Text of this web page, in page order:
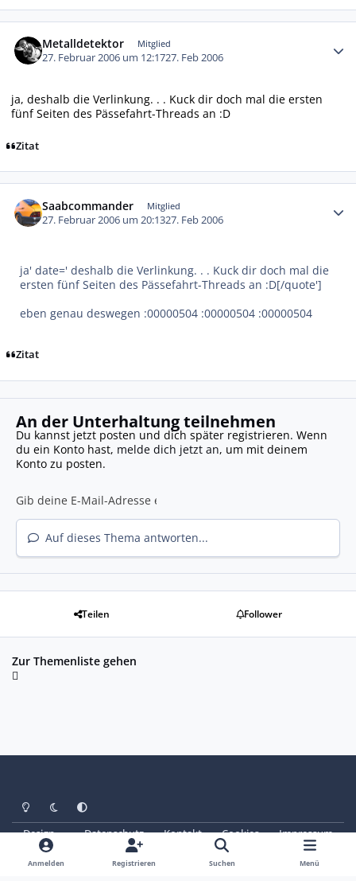
Metalldetektor Mitglied
27. Februar 2006 um 12:1727. Feb 2006
ja, deshalb die Verlinkung. . . Kuck dir doch mal die ersten
fünf Seiten des Pässefahrt-Threads an :D
Zitat
Saabcommander Mitglied
27. Februar 2006 um 20:1327. Feb 2006
ja' date=' deshalb die Verlinkung. . . Kuck dir doch mal die
ersten fünf Seiten des Pässefahrt-Threads an :D[/quote']
eben genau deswegen :00000504 :00000504 :00000504
Zitat
An der Unterhaltung teilnehmen
Du kannst jetzt posten und dich später registrieren. Wenn
du ein Konto hast, melde dich jetzt an, um mit deinem
Konto zu posten.
Auf dieses Thema antworten...
Teilen Follower
Zur Themenliste gehen
Heller ModusDunkler Modus
Systemeinstellung
Design Datenschutz Kontakt Cookies
Impressum
© Copyright 2025 - SAABoteure e. V.
Powered by Invision Community
Anmelden Registrieren Suchen Menü